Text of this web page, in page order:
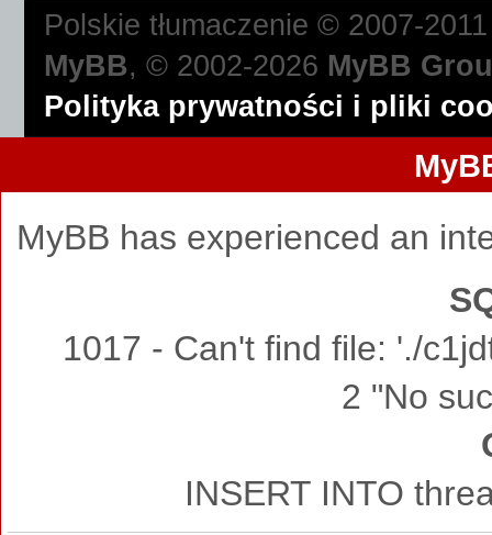
Polskie tłumaczenie © 2007-
MyBB, © 2002-2026 MyBB
Polityka prywatności i pliki
MyBB has experienced an
1017 - Can't find file: './
2 "No
INSERT INTO